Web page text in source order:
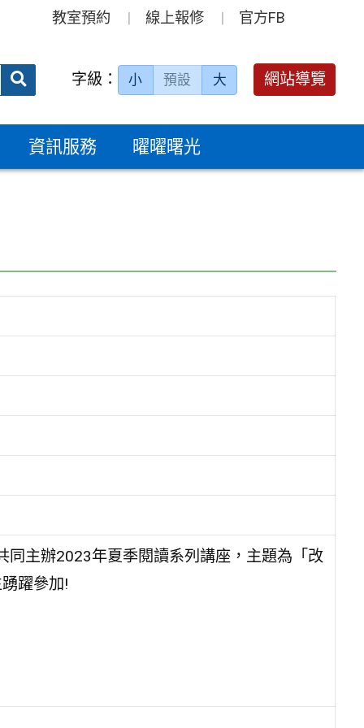
教室預約 線上報修 官方FB
送出 字級： 小 預設 大 網站導覽
資訊服務 曜曜曙光
主辦2023年夏季閱讀系列講座，主題為「改
躍參加!